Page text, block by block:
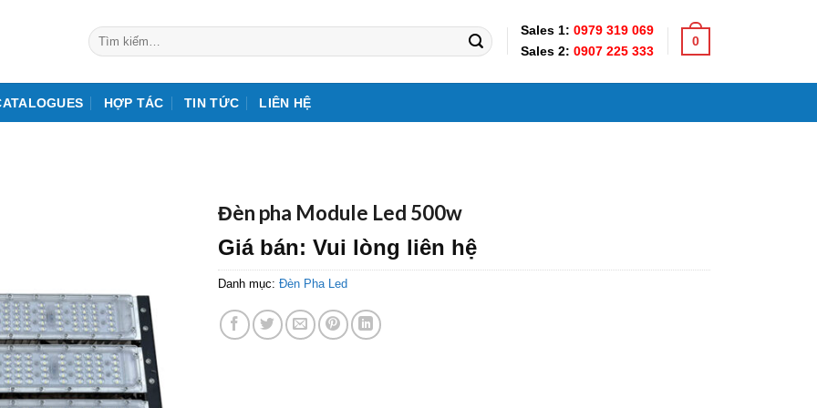
Tìm
kiếm:
Sales 1:0979 319 069
Sales 2:0907 225 333
0
HỢP TÁC TIN TỨC LIÊN HỆ
Đèn pha Module Led 500w
Giá bán: Vui lòng liên hệ
Danh mục: Đèn Pha Led